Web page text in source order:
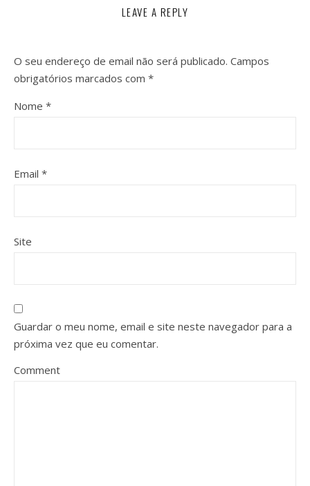
LEAVE A REPLY
O seu endereço de email não será publicado. Campos
obrigatórios marcados com *
Nome *
Email *
Site
Guardar o meu nome, email e site neste navegador para a
próxima vez que eu comentar.
Comment